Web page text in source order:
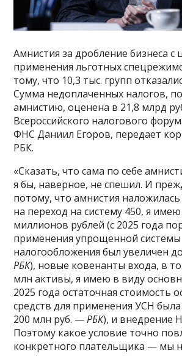
Амнистия за дробление бизнеса с
применения льготных
тому, что 10,3 тыс. групп
Сумма недоплаченных налогов,
амнистию, оценена в 21,8 млрд
Всероссийского налогового
ФНС Даниил Егоров, передает
РБК.
«Сказать, что сама по себе
я бы, наверное, не спешил. И
потому, что амнистия
на переход на систему 450, я
миллионов рублей (c 2025 года
применения упрощенной системы
налогообложения был увеличен
РБК), новые ковенанты входа, в
млн активы, я имею в виду
2025 года остаточная стоимость
средств для применения УСН
200 млн руб. —РБК), и внедрение
Поэтому какое условие точно
конкретного плательщика — мы